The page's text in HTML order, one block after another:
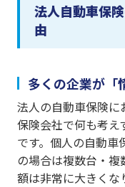
法人自動車保
由
多くの企業が「
法人の自動車保険に
保険会社で何も考
です。個人の自動車
の場合は複数台・
額は非常に大きくな